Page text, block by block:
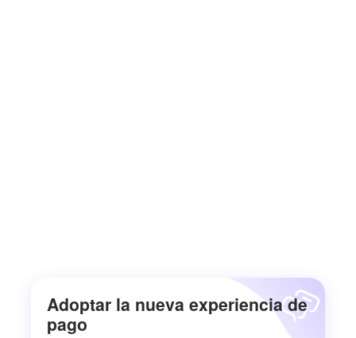
Adoptar la nueva experiencia de
pago